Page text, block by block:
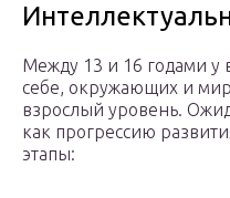
Между 13 и 16 годами
себе, окружающих и
взрослый уровень.
как прогрессию
этапы: